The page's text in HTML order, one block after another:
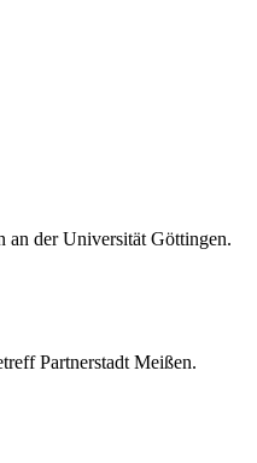
an der Universität Göttingen.
Partnerstadt Meißen.